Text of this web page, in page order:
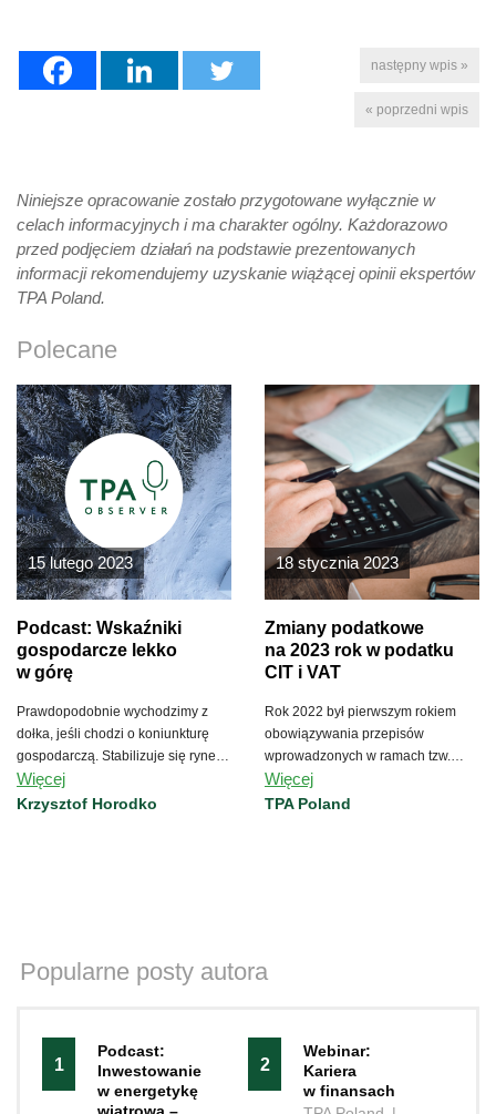
następny wpis »
« poprzedni wpis
Niniejsze opracowanie zostało przygotowane wyłącznie w
celach informacyjnych i ma charakter ogólny. Każdorazowo
przed podjęciem działań na podstawie prezentowanych
informacji rekomendujemy uzyskanie wiążącej opinii ekspertów
TPA Poland.
Polecane
15 lutego 2023
Podcast: Wskaźniki
gospodarcze lekko
w górę
Prawdopodobnie wychodzimy z
dołka, jeśli chodzi o koniunkturę
gospodarczą. Stabilizuje się rynek
cen energii i gazu. Tempo wzrostu
inflacji i stóp procentowych hamuje.
Więcej
Krzysztof Horodko
18 stycznia 2023
Zmiany podatkowe
na 2023 rok w podatku
CIT i VAT
Rok 2022 był pierwszym rokiem
obowiązywania przepisów
wprowadzonych w ramach tzw.
Polskiego Ładu.
Więcej
TPA Poland
Popularne posty autora
1
Podcast:
Inwestowanie
w energetykę
2
Webinar:
Kariera
w finansach